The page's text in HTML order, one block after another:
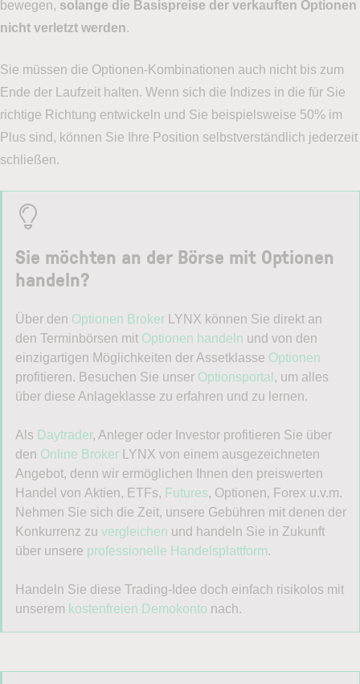
Anleitung Demokonto erstellen
Wie möchten Sie angesprochen werden?
Herr Frau
Vorname
Nachname
Telefon
E-Mail-Adresse (erforderlich)
Handelsideen gesucht?
bewegen, solange die Basispreise der verkauften Optionen
nicht verletzt werden.
Sie müssen die Optionen-Kombinationen auch nicht bis zum
Ende der Laufzeit halten. Wenn sich die Indizes in die für Sie
richtige Richtung entwickeln und Sie beispielsweise 50% im
Plus sind, können Sie Ihre Position selbstverständlich jederzeit
schließen.
Sie möchten an der Börse mit Optionen
handeln?
Über den Optionen Broker LYNX können Sie direkt an
den Terminbörsen mit Optionen handeln und von den
einzigartigen Möglichkeiten der Assetklasse Optionen
profitieren. Besuchen Sie unser Optionsportal , um alles
über diese Anlageklasse zu erfahren und zu lernen.
Als Daytrader, Anleger oder Investor profitieren Sie über
den Online Broker LYNX von einem ausgezeichneten
Angebot, denn wir ermöglichen Ihnen den preiswerten
Handel von Aktien, ETFs, Futures, Optionen, Forex u.v.m.
Nehmen Sie sich die Zeit, unsere Gebühren mit denen der
Konkurrenz zu vergleichen und handeln Sie in Zukunft
über unsere professionelle Handelsplattform.
Handeln Sie diese Trading-Idee doch einfach risikolos mit
unserem kostenfreien Demokonto nach.